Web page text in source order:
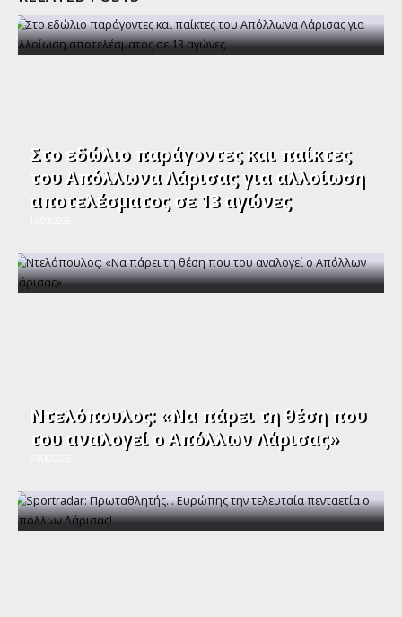
Στο εδώλιο παράγοντες και παίκτες
του Απόλλωνα Λάρισας για αλλοίωση
αποτελέσματος σε 13 αγώνες
Ντελόπουλος: «Να πάρει τη θέση που
του αναλογεί ο Απόλλων Λάρισας»